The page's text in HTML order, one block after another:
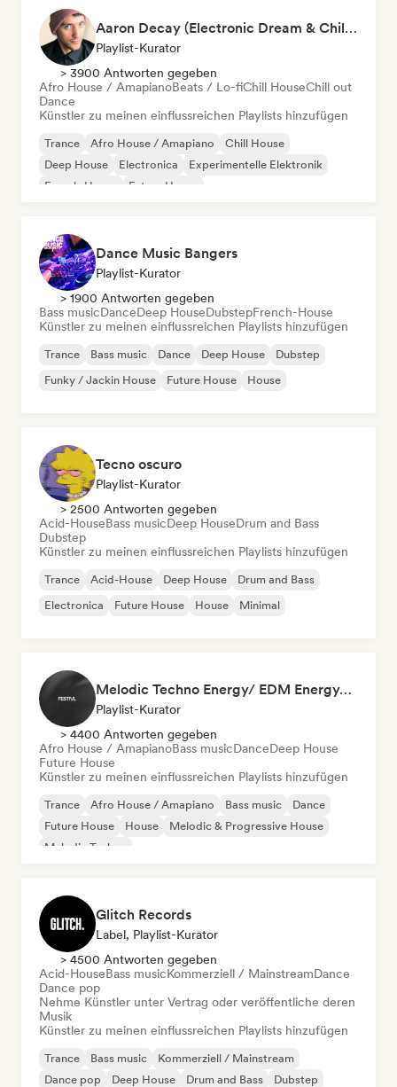
Aaron Decay (Electronic Dream & Chill Electronic Dream playlists)
Playlist-Kurator
> 3900 Antworten gegeben
Afro House / AmapianoBeats / Lo-fiChill HouseChill out
Dance
Künstler zu meinen einflussreichen Playlists hinzufügen
Trance Afro House / Amapiano
Chill House
Deep House
Electronica
Experimentelle Elektronik
French-House
Future House
Dance Music Bangers
Playlist-Kurator
> 1900 Antworten gegeben
Bass musicDanceDeep HouseDubstepFrench-House
Künstler zu meinen einflussreichen Playlists hinzufügen
Trance Bass music Dance Deep House
Dubstep
Funky / Jackin House
Future House House
Tecno oscuro
Playlist-Kurator
> 2500 Antworten gegeben
Acid-HouseBass musicDeep HouseDrum and Bass
Dubstep
Künstler zu meinen einflussreichen Playlists hinzufügen
Trance Acid-House Deep House
Drum and Bass
Electronica
Future House House Minimal
Melodic Techno Energy/ EDM Energy/Techno Masters
Playlist-Kurator
> 4400 Antworten gegeben
Afro House / AmapianoBass musicDanceDeep House
Future House
Künstler zu meinen einflussreichen Playlists hinzufügen
Trance Afro House / Amapiano Bass music
Dance
Future House
House
Melodic & Progressive House
Melodic Techno
Glitch Records
Label, Playlist-Kurator
> 4500 Antworten gegeben
Acid-HouseBass musicKommerziell / MainstreamDance
Dance pop
Nehme Künstler unter Vertrag oder veröffentliche deren
Musik
Künstler zu meinen einflussreichen Playlists hinzufügen
Trance Bass music
Kommerziell / Mainstream
Dance pop
Deep House Drum and Bass
Dubstep